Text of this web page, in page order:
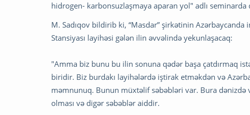
hidrogen- karbonsuzlaşmaya aparan yol" adlı seminarda
M. Sadıqov bildirib ki, “Masdar” şirkətinin
Stansiyası layihəsi gələn ilin əvvəlində yekunlaşacaq:
"Amma biz bunu bu ilin sonuna qədər başa çatdırmaq
biridir. Biz burdakı layihələrdə iştirak etməkdən və
məmnunuq. Bunun müxtəlif səbəbləri var. Bura dənizdə
olması və digər səbəblər aiddir.